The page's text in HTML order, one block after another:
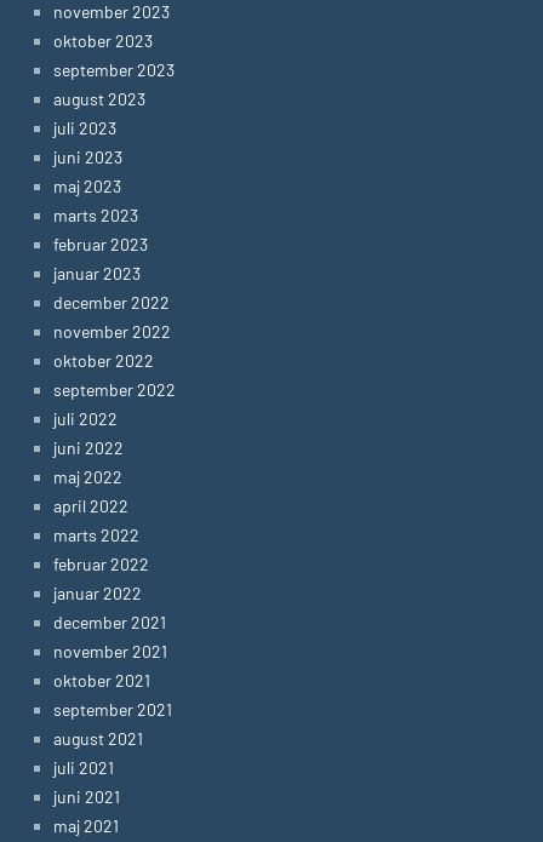
november 2023
oktober 2023
september 2023
august 2023
juli 2023
juni 2023
maj 2023
marts 2023
februar 2023
januar 2023
december 2022
november 2022
oktober 2022
september 2022
juli 2022
juni 2022
maj 2022
april 2022
marts 2022
februar 2022
januar 2022
december 2021
november 2021
oktober 2021
september 2021
august 2021
juli 2021
juni 2021
maj 2021